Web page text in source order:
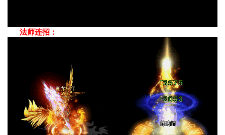
法师连招：